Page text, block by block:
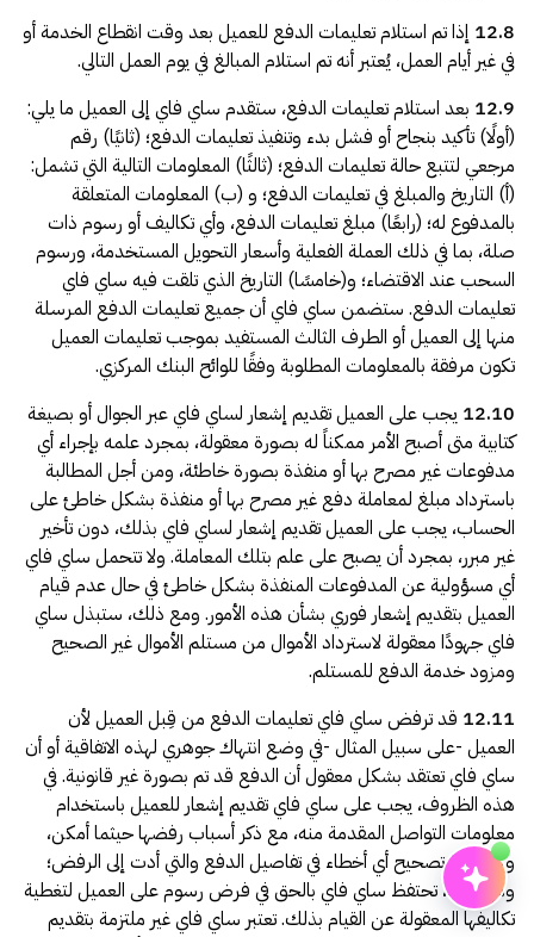
12.8 إذا تم استلام تعليمات الدفع للعميل بعد وقت انقطاع الخدمة أو
في غير أيام العمل، يُعتبر أنه تم استلام المبالغ في يوم العمل التالي.
12.9 بعد استلام تعليمات الدفع، ستقدم ساي فاي إلى العميل ما يلي:
(أولًا) تأكيد بنجاح أو فشل بدء وتنفيذ تعليمات الدفع؛ (ثانيًا) رقم
مرجعي لتتبع حالة تعليمات الدفع؛ (ثالثًا) المعلومات التالية التي تشمل:
(أ) التاريخ والمبلغ في تعليمات الدفع؛ و (ب) المعلومات المتعلقة
بالمدفوع له؛ (رابعًا) مبلغ تعليمات الدفع، وأي تكاليف أو رسوم ذات
صلة، بما في ذلك العملة الفعلية وأسعار التحويل المستخدمة، ورسوم
السحب عند الاقتضاء؛ و(خامسًا) التاريخ الذي تلقت فيه ساي فاي
تعليمات الدفع. ستضمن ساي فاي أن جميع تعليمات الدفع المرسلة
منها إلى العميل أو الطرف الثالث المستفيد بموجب تعليمات العميل
تكون مرفقة بالمعلومات المطلوبة وفقًا للوائح البنك المركزي.
12.10 يجب على العميل تقديم إشعار لساي فاي عبر الجوال أو بصيغة
كتابية متى أصبح الأمر ممكناً له بصورة معقولة، بمجرد علمه بإجراء أي
مدفوعات غير مصرح بها أو منفذة بصورة خاطئة، ومن أجل المطالبة
باسترداد مبلغ لمعاملة دفع غير مصرح بها أو منفذة بشكل خاطئ على
الحساب، يجب على العميل تقديم إشعار لساي فاي بذلك، دون تأخير
غير مبرر، بمجرد أن يصبح على علم بتلك المعاملة. ولا تتحمل ساي فاي
أي مسؤولية عن المدفوعات المنفذة بشكل خاطئ في حال عدم قيام
العميل بتقديم إشعار فوري بشأن هذه الأمور. ومع ذلك، ستبذل ساي
فاي جهودًا معقولة لاسترداد الأموال من مستلم الأموال غير الصحيح
ومزود خدمة الدفع للمستلم.
12.11 قد ترفض ساي فاي تعليمات الدفع من قِبل العميل لأن
العميل -على سبيل المثال -في وضع انتهاك جوهري لهذه الاتفاقية أو أن
ساي فاي تعتقد بشكل معقول أن الدفع قد تم بصورة غير قانونية. في
هذه الظروف، يجب على ساي فاي تقديم إشعار للعميل باستخدام
معلومات التواصل المقدمة منه، مع ذكر أسباب رفضها حيثما أمكن،
وإجراءات تصحيح أي أخطاء في تفاصيل الدفع والتي أدت إلى الرفض؛
ومع ذلك، تحتفظ ساي فاي بالحق في فرض رسوم على العميل لتغطية
تكاليفها المعقولة عن القيام بذلك. تعتبر ساي فاي غير ملتزمة بتقديم
مساعد
المساعد الذكي من ساي فاي
مساعد
أهلاً! أنا مساعد، مساعد ساي فاي الذكي. هل تبحث عن حجز
اجتماع أو معرفة المزيد عن ساي فاي؟
مقترحات
احجز عرضاً📅
تسجيل الدخول إلى ساي فاي🔐
تعرف على ساي فاي📘